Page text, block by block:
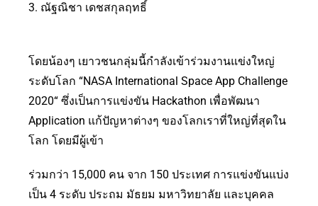
3. ณัฐณิชา เดชสกุลฤทธิ์
โดยน้องๆ เยาวชนกลุ่มนี้กำลังเข้าร่วมงานแข่งใหญ่
ระดับโลก “NASA International Space App Challenge
2020“ ซึ่งเป็นการแข่งขัน Hackathon เพื่อพัฒนา
Application แก้ปัญหาต่างๆ ของโลกเราที่ใหญ่ที่สุดใน
โลก โดยมีผู้เข้า
ร่วมกว่า 15,000 คน จาก 150 ประเทศ การแข่งขันแบ่ง
เป็น 4 ระดับ ประถม มัธยม มหาวิทยาลัย และบุคคล